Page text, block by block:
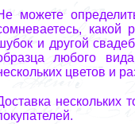
можете
какой
и другой
любого
цветов и
нескольких